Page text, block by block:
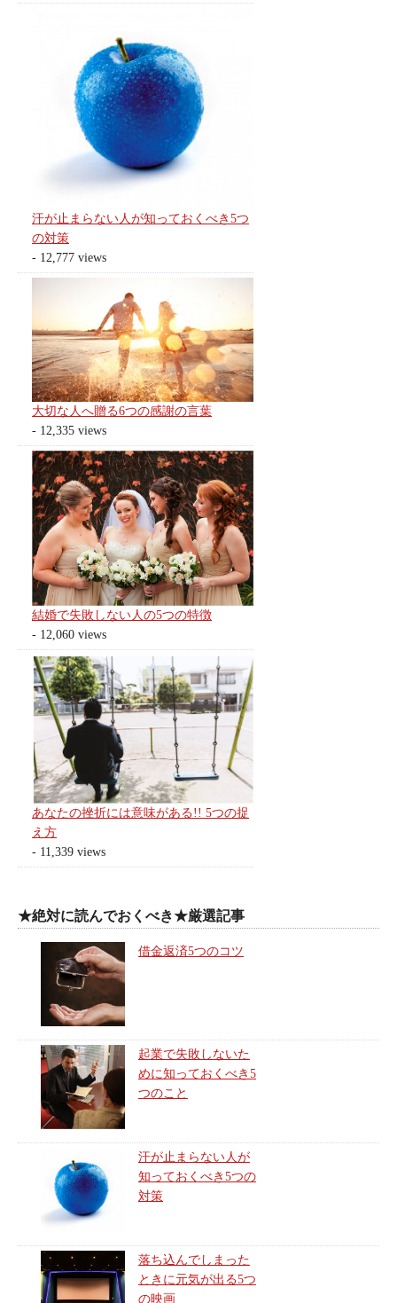
汗が止まらない人が知っておくべき5つ
の対策
- 12,777 views
大切な人へ贈る6つの感謝の言葉
- 12,335 views
結婚で失敗しない人の5つの特徴
- 12,060 views
あなたの挫折には意味がある!! 5つの捉
え方
- 11,339 views
★絶対に読んでおくべき★厳選記事
借金返済5つのコツ
起業で失敗しないた
めに知っておくべき5
つのこと
汗が止まらない人が
知っておくべき5つの
対策
落ち込んでしまった
ときに元気が出る5つ
の映画